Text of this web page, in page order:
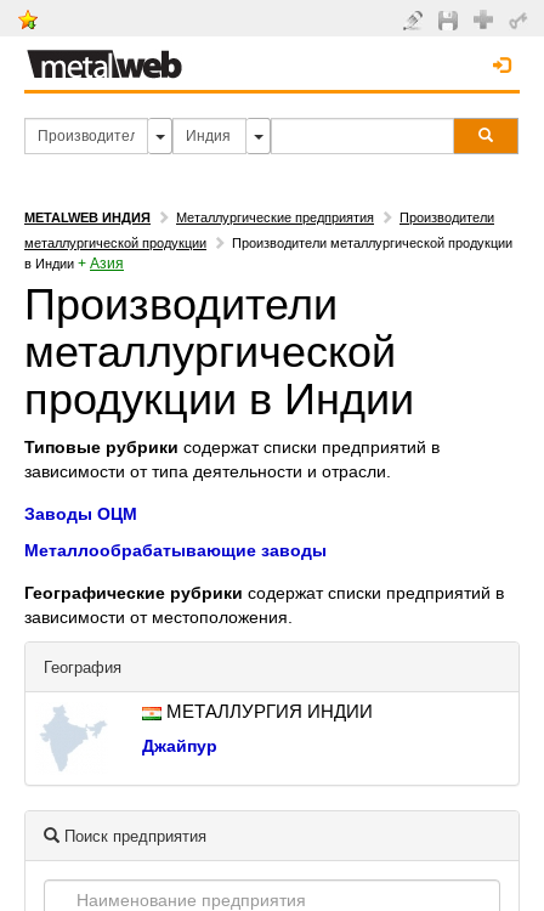
METALWEB ИНДИЯ Металлургические предприятия
Производители
металлургической продукции
Производители металлургической продукции
в Индии + Азия
Производители
металлургической
продукции в Индии
Типовые рубрики содержат списки предприятий в
зависимости от типа деятельности и отрасли.
Заводы ОЦМ
Металлообрабатывающие заводы
Географические рубрики содержат списки предприятий в
зависимости от местоположения.
География
МЕТАЛЛУРГИЯ ИНДИИ
Джайпур
Поиск предприятия